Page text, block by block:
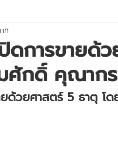
การขายด้
ศักดิ์ คุณาก
ที
ด้วยศาสตร์ 5 ธาตุ โ